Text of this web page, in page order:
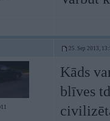
25. Sep 2013,
Kāds
blīves